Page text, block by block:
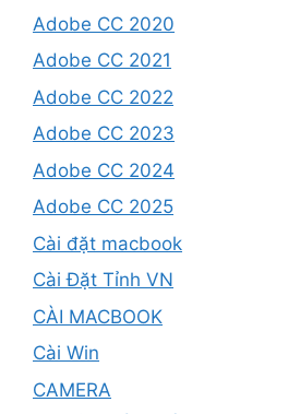
Adobe CC 2020
Adobe CC 2021
Adobe CC 2022
Adobe CC 2023
Adobe CC 2024
Adobe CC 2025
Cài đặt macbook
Cài Đặt Tỉnh VN
CÀI MACBOOK
Cài Win
CAMERA